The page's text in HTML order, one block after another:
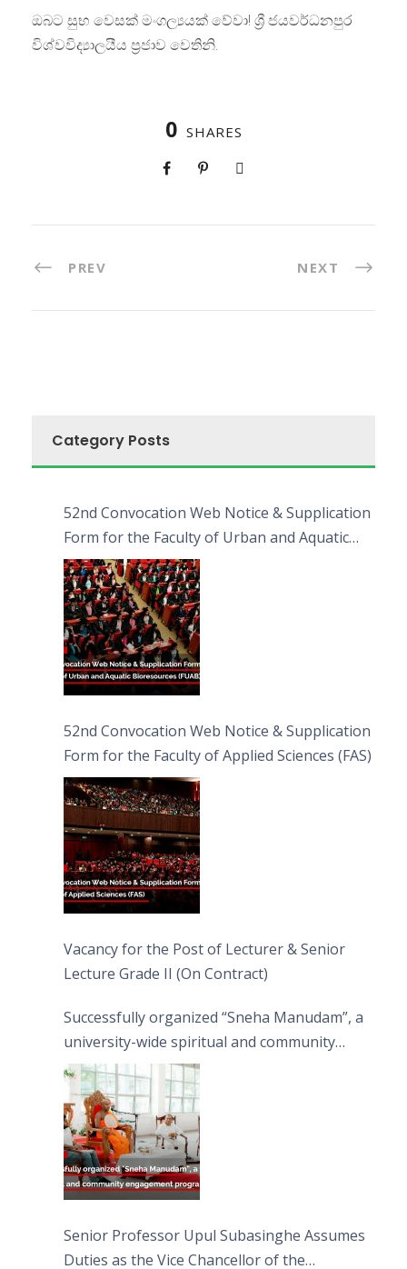
ඔබට සුභ වෙසක් මංගල්‍යයක් වේවා! ශ්‍රී ජයවර්ධනපුර
විශ්වවිද්‍යාලයීය ප්‍රජාව වෙතිනි.
0 SHARES
PREV NEXT
Category Posts
52nd Convocation Web Notice & Supplication
Form for the Faculty of Urban and Aquatic
Bioresources (FUAB)
52nd Convocation Web Notice & Supplication
Form for the Faculty of Applied Sciences (FAS)
Vacancy for the Post of Lecturer & Senior
Lecture Grade II (On Contract)
Successfully organized “Sneha Manudam”, a
university-wide spiritual and community
engagement programme on the Asala Full
Moon Poya Day.
Senior Professor Upul Subasinghe Assumes
Duties as the Vice Chancellor of the